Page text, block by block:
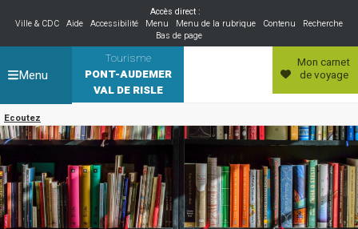
Accès direct :
Ville & CDC Aide Accessibilité Menu Menu de la rubrique Contenu
Recherche
Bas de page
Tourisme
PONT-AUDEMER
VAL DE RISLE
Ecoutez
Mon carnet
de voyage
Menu